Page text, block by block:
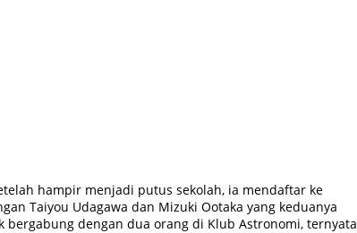
hampir menjadi putus sekolah, ia mendaftar ke
Taiyou Udagawa dan Mizuki Ootaka yang keduanya
dengan dua orang di Klub Astronomi, ternyata